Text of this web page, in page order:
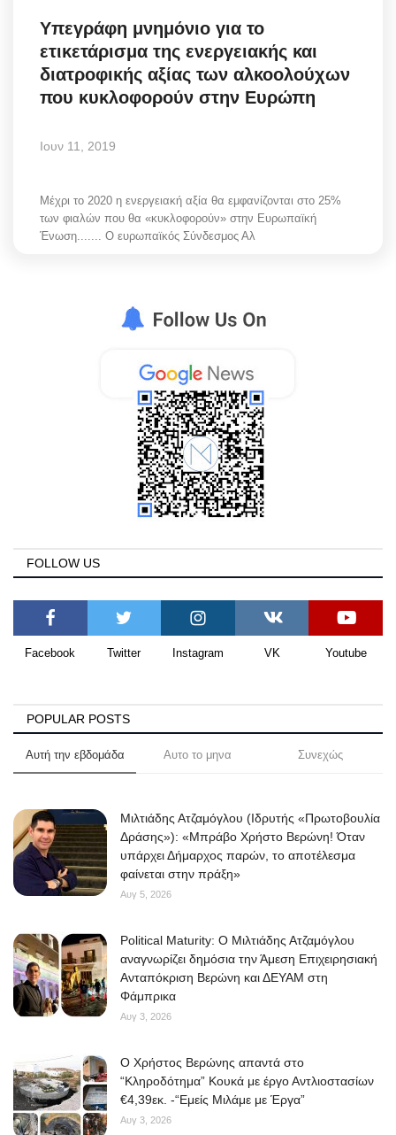
Υπεγράφη μνημόνιο για το
ετικετάρισμα της ενεργειακής και
διατροφικής αξίας των αλκοολούχων
που κυκλοφορούν στην Ευρώπη
Ιουν 11, 2019
Μέχρι το 2020 η ενεργειακή αξία θα εμφανίζονται στο 25%
των φιαλών που θα «κυκλοφορούν» στην Ευρωπαϊκή
Ένωση....... Ο ευρωπαϊκός Σύνδεσμος Αλ
FOLLOW US
Facebook Twitter Instagram VK Youtube
POPULAR POSTS
Αυτή την εβδομάδα Αυτο το μηνα Συνεχώς
Μιλτιάδης Ατζαμόγλου (Ιδρυτής «Πρωτοβουλία
Δράσης»): «Μπράβο Χρήστο Βερώνη! Όταν
υπάρχει Δήμαρχος παρών, το αποτέλεσμα
φαίνεται στην πράξη»
Αυγ 5, 2026
Political Maturity: Ο Μιλτιάδης Ατζαμόγλου
αναγνωρίζει δημόσια την Άμεση Επιχειρησιακή
Ανταπόκριση Βερώνη και ΔΕΥΑΜ στη
Φάμπρικα
Αυγ 3, 2026
O Χρήστος Βερώνης απαντά στο
“Κληροδότημα” Κουκά με έργο Αντλιοστασίων
€4,39εκ. -“Εμείς Μιλάμε με Έργα”
Αυγ 3, 2026